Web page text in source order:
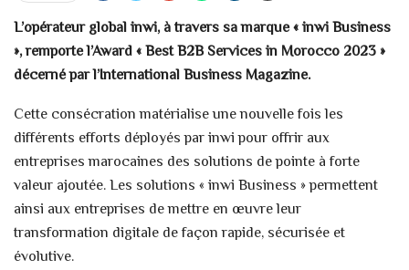
L’opérateur global inwi, à travers sa marque « inwi Business
», remporte l’Award « Best B2B Services in Morocco 2023 »
décerné par l’International Business Magazine.
Cette consécration matérialise une nouvelle fois les
différents efforts déployés par inwi pour offrir aux
entreprises marocaines des solutions de pointe à forte
valeur ajoutée. Les solutions « inwi Business » permettent
ainsi aux entreprises de mettre en œuvre leur
transformation digitale de façon rapide, sécurisée et
évolutive.